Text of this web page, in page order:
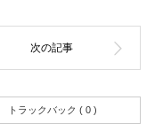
トラックバック ( 0 )